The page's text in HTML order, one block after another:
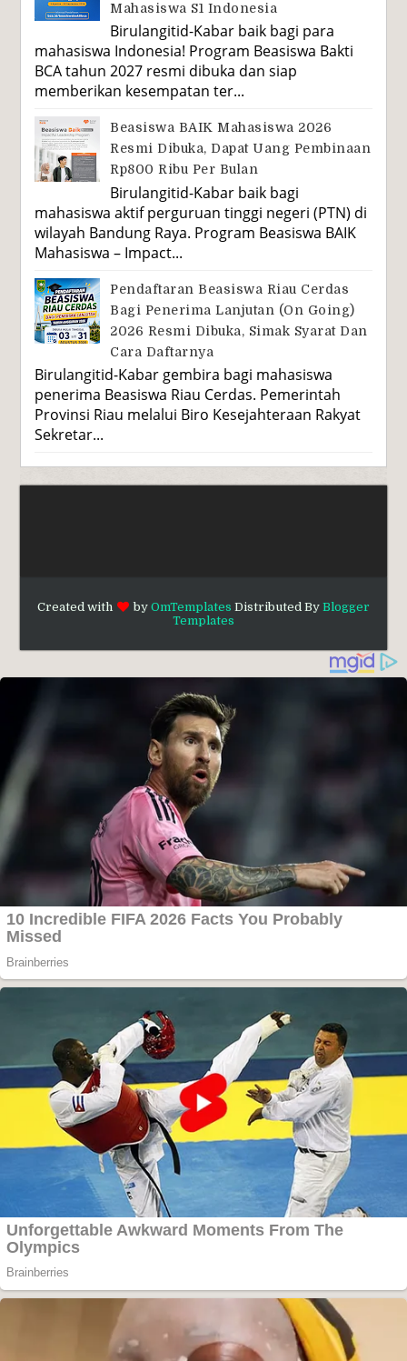
Mahasiswa S1 Indonesia
Birulangitid-Kabar baik bagi para
mahasiswa Indonesia! Program Beasiswa Bakti
BCA tahun 2027 resmi dibuka dan siap
memberikan kesempatan ter...
Beasiswa BAIK Mahasiswa 2026
Resmi Dibuka, Dapat Uang Pembinaan
Rp800 Ribu Per Bulan
Birulangitid-Kabar baik bagi
mahasiswa aktif perguruan tinggi negeri (PTN) di
wilayah Bandung Raya. Program Beasiswa BAIK
Mahasiswa – Impact...
Pendaftaran Beasiswa Riau Cerdas
Bagi Penerima Lanjutan (On Going)
2026 Resmi Dibuka, Simak Syarat Dan
Cara Daftarnya
Birulangitid-Kabar gembira bagi mahasiswa
penerima Beasiswa Riau Cerdas. Pemerintah
Provinsi Riau melalui Biro Kesejahteraan Rakyat
Sekretar...
Created with by OmTemplates Distributed By Blogger
Templates